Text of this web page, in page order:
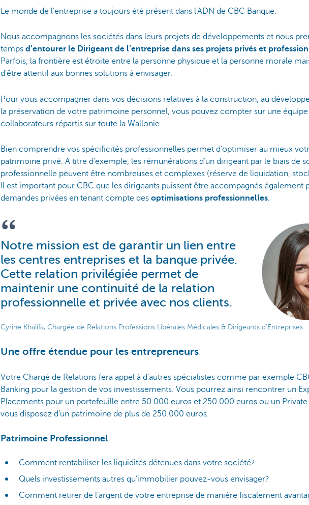
Le monde de l’entreprise a toujours été présent dans l'ADN de CBC Banque.
Nous accompagnons les sociétés dans leurs projets de développements et nous
temps d’entourer le Dirigeant de l’entreprise dans ses projets privés et
Parfois, la frontière est étroite entre la personne physique et la personne morale
d’être attentif aux bonnes solutions à envisager.
Pour vous accompagner dans vos décisions relatives à la construction, au
la préservation de votre patrimoine personnel, vous pouvez compter sur une équipe
collaborateurs répartis sur toute la Wallonie.
Bien comprendre vos spécificités professionnelles permet d’optimiser au mieux
patrimoine privé. A titre d’exemple, les rémunérations d’un dirigeant par le biais de
professionnelle peuvent être nombreuses et complexes (réserve de liquidation,
Il est important pour CBC que les dirigeants puissent être accompagnés également
demandes privées en tenant compte des optimisations professionnelles.
Notre mission est de garantir un lien entre
les centres entreprises et la banque privée.
Cette relation privilégiée permet de
maintenir une continuité de la relation
professionnelle et privée avec nos clients.
Cyrine Khalifa, Chargée de Relations Professions Libérales Médicales & Dirigeants d’Entreprises
Une offre étendue pour les entrepreneurs
Votre Chargé de Relations fera appel à d’autres spécialistes comme par exemple
Banking pour la gestion de vos investissements. Vous pourrez ainsi rencontrer un
Placements pour un portefeuille entre 50.000 euros et 250.000 euros ou un Private
vous disposez d’un patrimoine de plus de 250.000 euros.
Patrimoine Professionnel
Comment rentabiliser les liquidités détenues dans votre société?
Quels investissements autres qu’immobilier pouvez-vous envisager?
Comment retirer de l’argent de votre entreprise de manière fiscalement